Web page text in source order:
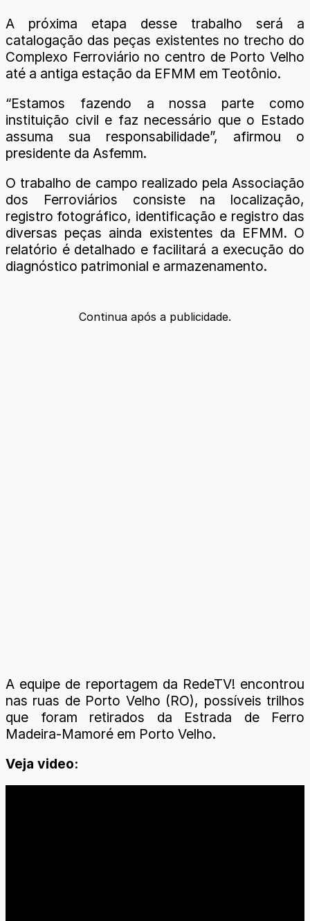
A próxima etapa desse trabalho será a
catalogação das peças existentes no trecho do
Complexo Ferroviário no centro de Porto Velho
até a antiga estação da EFMM em Teotônio.
“Estamos fazendo a nossa parte como
instituição civil e faz necessário que o Estado
assuma sua responsabilidade”, afirmou o
presidente da Asfemm.
O trabalho de campo realizado pela Associação
dos Ferroviários consiste na localização,
registro fotográfico, identificação e registro das
diversas peças ainda existentes da EFMM. O
relatório é detalhado e facilitará a execução do
diagnóstico patrimonial e armazenamento.
Continua após a publicidade.
A equipe de reportagem da RedeTV! encontrou
nas ruas de Porto Velho (RO), possíveis trilhos
que foram retirados da Estrada de Ferro
Madeira-Mamoré em Porto Velho.
Veja video: